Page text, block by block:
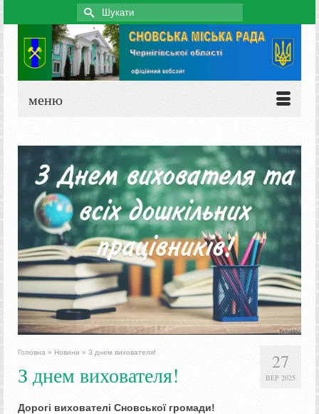
Search
for:
меню
27
ВЕР 2025
Головна » Новини » З днем вихователя!
З днем вихователя!
Дорогі вихователі Сновської громади!